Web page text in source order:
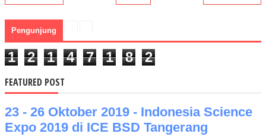
Pengunjung
1 2 1 4 7 1 8 2
FEATURED POST
23 - 26 Oktober 2019 - Indonesia Science
Expo 2019 di ICE BSD Tangerang